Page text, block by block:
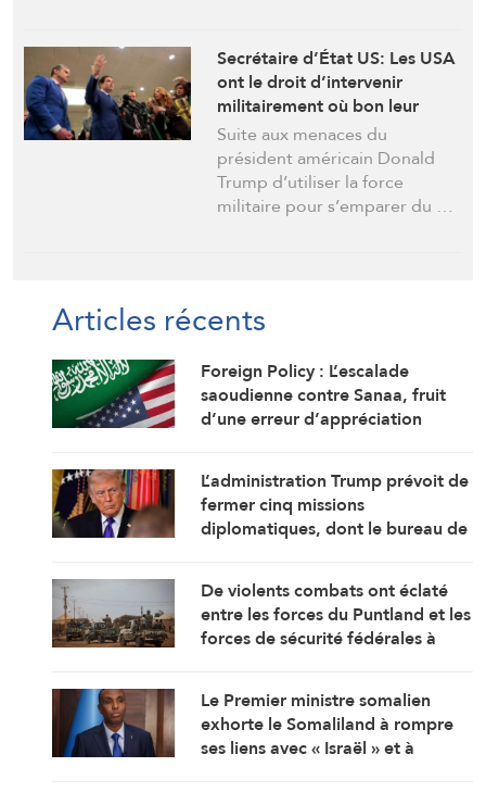
Secrétaire d’État US: Les USA
ont le droit d’intervenir
militairement où bon leur
semble et pas seulement au
Groenland
Suite aux menaces du
président américain Donald
Trump d’utiliser la force
militaire pour s’emparer du …
Articles récents
Foreign Policy : L’escalade
saoudienne contre Sanaa, fruit
d’une erreur d’appréciation
L’administration Trump prévoit de
fermer cinq missions
diplomatiques, dont le bureau de
américaine au Cameroun
De violents combats ont éclaté
entre les forces du Puntland et les
forces de sécurité fédérales à
Le Premier ministre somalien
exhorte le Somaliland à rompre
ses liens avec « Israël » et à